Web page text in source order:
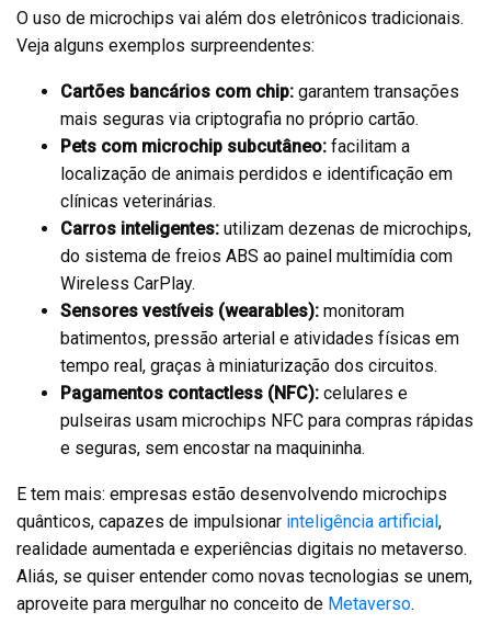
O uso de microchips vai além dos eletrônicos tradicionais.
Veja alguns exemplos surpreendentes:
Cartões bancários com chip: garantem transações
mais seguras via criptografia no próprio cartão.
Pets com microchip subcutâneo: facilitam a
localização de animais perdidos e identificação em
clínicas veterinárias.
Carros inteligentes: utilizam dezenas de microchips,
do sistema de freios ABS ao painel multimídia com
Wireless CarPlay.
Sensores vestíveis (wearables): monitoram
batimentos, pressão arterial e atividades físicas em
tempo real, graças à miniaturização dos circuitos.
Pagamentos contactless (NFC): celulares e
pulseiras usam microchips NFC para compras rápidas
e seguras, sem encostar na maquininha.
E tem mais: empresas estão desenvolvendo microchips
quânticos, capazes de impulsionar inteligência artificial ,
realidade aumentada e experiências digitais no metaverso.
Aliás, se quiser entender como novas tecnologias se unem,
aproveite para mergulhar no conceito de Metaverso.